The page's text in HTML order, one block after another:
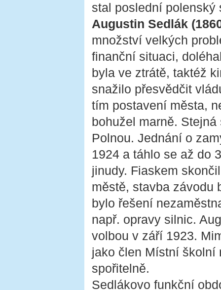
stal poslední polenský
Augustin Sedlák
množství velkých
finanční situaci,
byla ve ztrátě, taktéž
snažilo přesvědčit
tím postavení města,
bohužel marně.
Polnou. Jednání o
1924 a táhlo se až do
jinudy. Fiaskem
městě, stavba závodu
bylo řešení
např. opravy silnic.
volbou v září 1923.
jako člen Místní školní
spořitelně.
Sedlákovo funkční